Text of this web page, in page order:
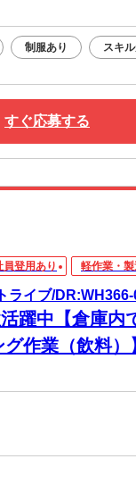
制服あり スキ
すぐ応募する
員登用あり 軽作業・
ライブ/DR:WH366-
躍中【倉庫内
作業（飲料）